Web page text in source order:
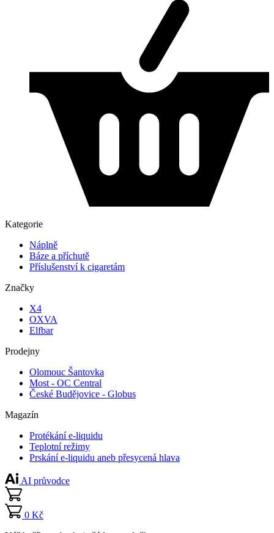
Kategorie
Náplně
Báze a příchutě
Příslušenství k cigaretám
Značky
X4
OXVA
Elfbar
Prodejny
Olomouc Šantovka
Most - OC Central
České Budějovice - Globus
Magazín
Protékání e-liquidu
Teplotní režimy
Prskání e-liquidu aneb přesycená hlava
AI průvodce
0 Kč